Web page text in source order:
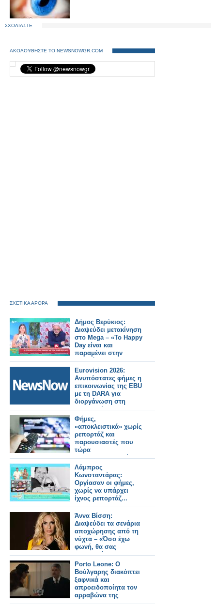
ΣΧΟΛΙΑΣΤΕ
ΑΚΟΛΟΥΘΗΣΤΕ ΤΟ NEWSNOWGR.COM
ΣΧΕΤΙΚΑ ΑΡΘΡΑ
Δήμος Βερύκιος:
Διαψεύδει μετακίνηση
στο Mega – «Το Happy
Day είναι και
παραμένει στην
καρδιά μου»
Eurovision 2026:
Ανυπόστατες φήμες η
επικοινωνίας της EBU
με τη DARA για
διοργάνωση στη
Βουλγαρία...
Φήμες,
«αποκλειστικά» χωρίς
ρεπορτάζ και
παρουσιαστές που
τώρα
αλληλοκατηγορούνται
Λάμπρος
Κωνσταντάρας:
Οργίασαν οι φήμες,
χωρίς να υπάρχει
ίχνος ρεπορτάζ...
Άννα Βίσση:
Διαψεύδει τα σενάρια
αποχώρησης από τη
νύχτα – «Όσο έχω
φωνή, θα σας
τραγουδάω»
Porto Leone: Ο
Βούλγαρης διακόπτει
ξαφνικά και
απροειδοποίητα τον
αρραβώνα της
Αγγελικής με τον